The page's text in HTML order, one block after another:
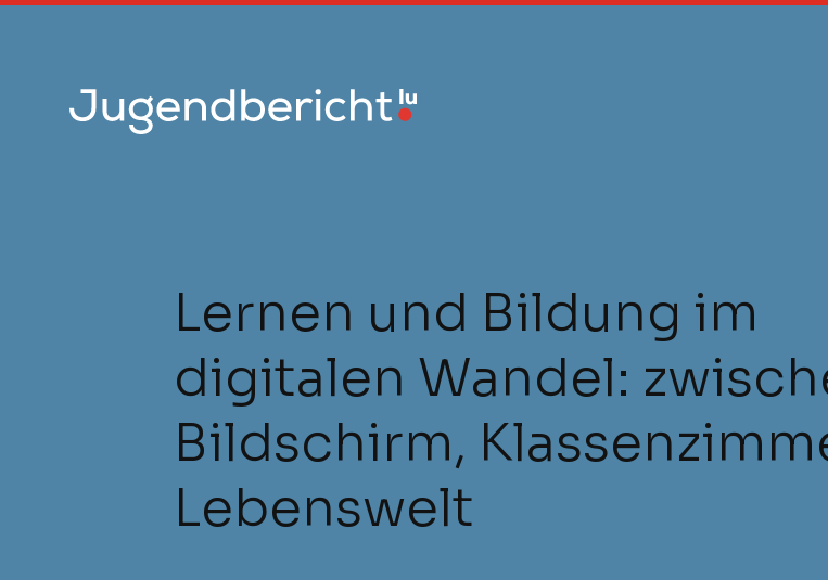
Zum
Lernen und Bildung im
digitalen Wandel:
Bildschirm,
Lebenswelt